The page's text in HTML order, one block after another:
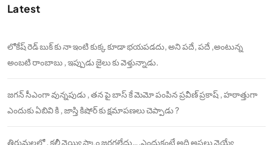
Latest
లోకేష్ రెడ్ బుక్ కు నా ఇంటి కుక్క కూడా భయపడదు, అని పదే, పదే ,అంటున్న
అంబటి రాంబాబు , ఇప్పుడు జైలు కు వెళ్తున్నాడు.
జగన్ సీఎంగా వున్నపుడు , తన పై బాస్ కే మెమో పంపిన ప్రవీణ్ ప్రకాష్ , హఠాత్తుగా
ఎందుకు ఏబివి కి , జాస్తి కిషోర్ కు క్షమాపణలు చెప్పాడు ?
తిరుమలలో , కల్తీ నెయ్యి స్కాం జరగలేదు….ఎందుకంటే అది అసలు నెయ్యే